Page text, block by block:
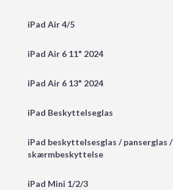
iPad Air 4/5
iPad Air 6 11" 2024
iPad Air 6 13" 2024
iPad Beskyttelseglas
iPad beskyttelsesglas / panserglas /
skærmbeskyttelse
iPad Mini 1/2/3